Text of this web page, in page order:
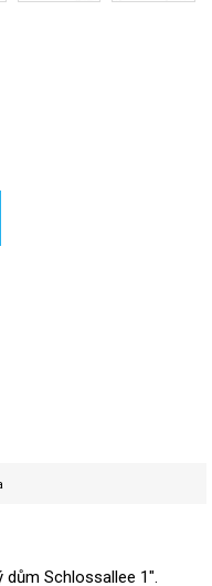
Schlossallee 1".